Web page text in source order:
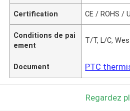
Certification CE / ROHS /
Conditions de pai
ement
T/T, L/C,
Document PTC
Regardez